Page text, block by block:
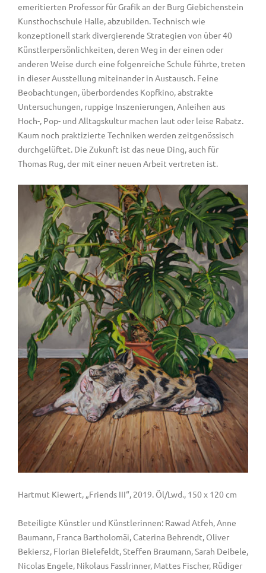
emeritierten Professor für Grafik an der Burg Giebichenstein
Kunsthochschule Halle, abzubilden. Technisch wie
konzeptionell stark divergierende Strategien von über 40
Künstlerpersönlichkeiten, deren Weg in der einen oder
anderen Weise durch eine folgenreiche Schule führte, treten
in dieser Ausstellung miteinander in Austausch. Feine
Beobachtungen, überbordendes Kopfkino, abstrakte
Untersuchungen, ruppige Inszenierungen, Anleihen aus
Hoch-, Pop- und Alltagskultur machen laut oder leise Rabatz.
Kaum noch praktizierte Techniken werden zeitgenössisch
durchgelüftet. Die Zukunft ist das neue Ding, auch für
Thomas Rug, der mit einer neuen Arbeit vertreten ist.
Hartmut Kiewert, „Friends III“, 2019. Öl/Lwd., 150 x 120 cm
Beteiligte Künstler und Künstlerinnen: Rawad Atfeh, Anne
Baumann, Franca Bartholomäi, Caterina Behrendt, Oliver
Bekiersz, Florian Bielefeldt, Steffen Braumann, Sarah Deibele,
Nicolas Engele, Nikolaus Fasslrinner, Mattes Fischer, Rüdiger